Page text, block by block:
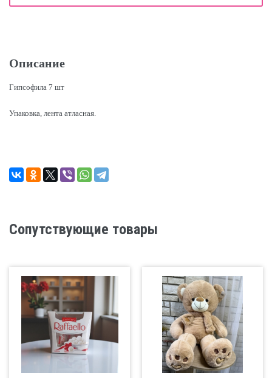
Описание
Гипсофила 7 шт
Упаковка, лента атласная.
Сопутствующие товары